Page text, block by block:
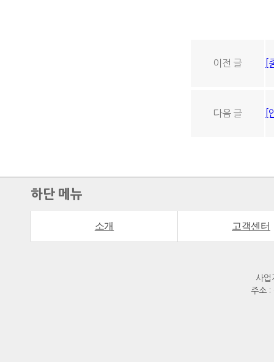
이전 글
다음 글
하단 메뉴
소개 고객센터
사업
주소 :